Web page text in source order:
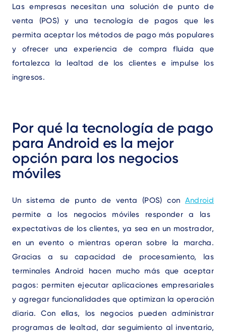
Las empresas necesitan una solución de punto de
venta (POS) y una tecnología de pagos que les
permita aceptar los métodos de pago más populares
y ofrecer una experiencia de compra fluida que
fortalezca la lealtad de los clientes e impulse los
ingresos.
Por qué la tecnología de pago
para Android es la mejor
opción para los negocios
móviles
Un sistema de punto de venta (POS) con Android
permite a los negocios móviles responder a las
expectativas de los clientes, ya sea en un mostrador,
en un evento o mientras operan sobre la marcha.
Gracias a su capacidad de procesamiento, las
terminales Android hacen mucho más que aceptar
pagos: permiten ejecutar aplicaciones empresariales
y agregar funcionalidades que optimizan la operación
diaria. Con ellas, los negocios pueden administrar
programas de lealtad, dar seguimiento al inventario,